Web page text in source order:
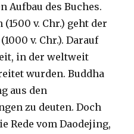
Aufbau des Buches.
v. Chr.) geht der
v. Chr.). Darauf
in der weltweit
wurden. Buddha
aus den
zu deuten. Doch
Rede vom Daodejing,